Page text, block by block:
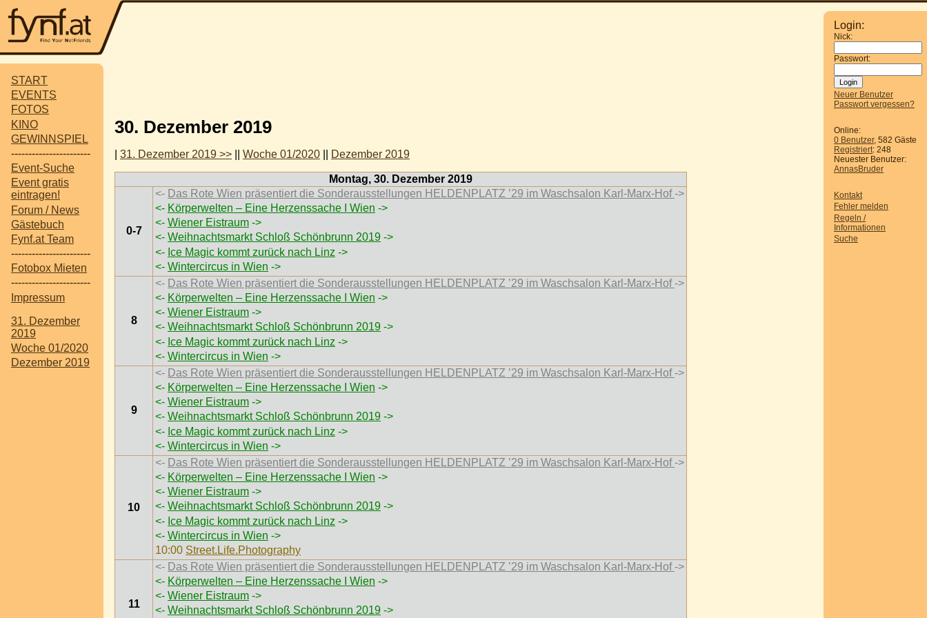
START
EVENTS
FOTOS
KINO
GEWINNSPIEL
-----------------------
Event-Suche
Event gratis
eintragen!
Forum / News
Gästebuch
Fynf.at Team
-----------------------
Fotobox Mieten
-----------------------
Impressum
31. Dezember
2019
Woche 01/2020
Dezember 2019
Login:
Nick:
Passwort:
Neuer Benutzer
Passwort vergessen?
Online:
0 Benutzer, 582 Gäste
Registriert: 248
Neuester Benutzer:
AnnasBruder
Kontakt
Fehler melden
Regeln /
Informationen
Suche
30. Dezember 2019
31. Dezember 2019 >> Woche 01/2020 Dezember 2019
Montag, 30. Dezember 2019
0-7
<- Das Rote Wien präsentiert die Sonderausstellungen HELDENPLATZ ’29 im Waschsalon Karl-Marx-Hof->
<- Körperwelten – Eine Herzenssache I Wien ->
<- Wiener Eistraum ->
<- Weihnachtsmarkt Schloß Schönbrunn 2019 ->
<- Ice Magic kommt zurück nach Linz ->
<- Wintercircus in Wien ->
8
<- Das Rote Wien präsentiert die Sonderausstellungen HELDENPLATZ ’29 im Waschsalon Karl-Marx-Hof->
<- Körperwelten – Eine Herzenssache I Wien ->
<- Wiener Eistraum ->
<- Weihnachtsmarkt Schloß Schönbrunn 2019 ->
<- Ice Magic kommt zurück nach Linz ->
<- Wintercircus in Wien ->
9
<- Das Rote Wien präsentiert die Sonderausstellungen HELDENPLATZ ’29 im Waschsalon Karl-Marx-Hof->
<- Körperwelten – Eine Herzenssache I Wien ->
<- Wiener Eistraum ->
<- Weihnachtsmarkt Schloß Schönbrunn 2019 ->
<- Ice Magic kommt zurück nach Linz ->
<- Wintercircus in Wien ->
10
<- Das Rote Wien präsentiert die Sonderausstellungen HELDENPLATZ ’29 im Waschsalon Karl-Marx-Hof->
<- Körperwelten – Eine Herzenssache I Wien ->
<- Wiener Eistraum ->
<- Weihnachtsmarkt Schloß Schönbrunn 2019 ->
<- Ice Magic kommt zurück nach Linz ->
<- Wintercircus in Wien ->
10:00 Street.Life.Photography
11
<- Das Rote Wien präsentiert die Sonderausstellungen HELDENPLATZ ’29 im Waschsalon Karl-Marx-Hof->
<- Körperwelten – Eine Herzenssache I Wien ->
<- Wiener Eistraum ->
<- Weihnachtsmarkt Schloß Schönbrunn 2019 ->